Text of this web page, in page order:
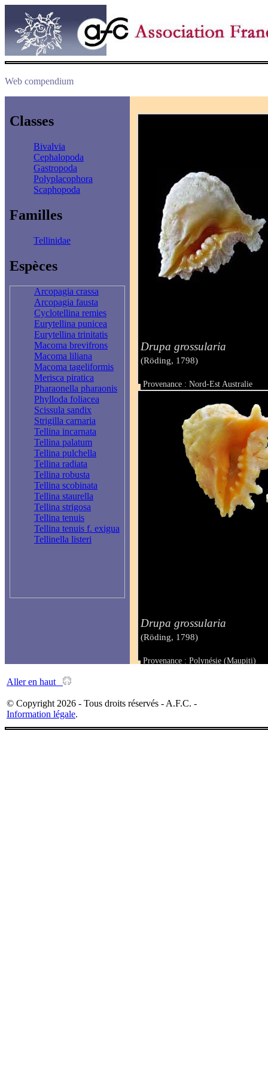
Web compendium
Classes
Bivalvia
Cephalopoda
Gastropoda
Polyplacophora
Scaphopoda
Familles
Tellinidae
Espèces
Arcopagia crassa
Arcopagia fausta
Cyclotellina remies
Eurytellina punicea
Eurytellina trinitatis
Macoma brevifrons
Macoma liliana
Macoma tageliformis
Merisca piratica
Pharaonella pharaonis
Phylloda foliacea
Scissula sandix
Strigilla carnaria
Tellina incarnata
Tellina palatum
Tellina pulchella
Tellina radiata
Tellina robusta
Tellina scobinata
Tellina staurella
Tellina strigosa
Tellina tenuis
Tellina tenuis f. exigua
Tellinella listeri
Drupa grossularia
(Röding, 1798)
Provenance : Nord-Est Australie
Taille : 28 mm
Drupa grossularia
(Röding, 1798)
Provenance : Polynésie (Maupiti)
Aller en haut
© Copyright 2026 - Tous droits réservés - A.F.C. -
Information légale.